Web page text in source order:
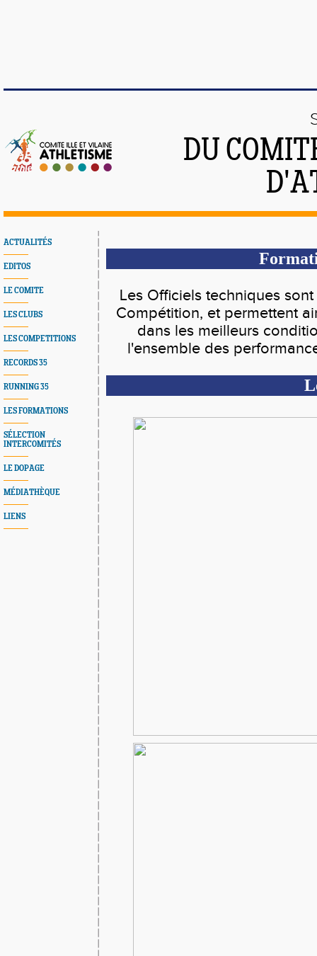
DU
ACTUALITÉS
EDITOS
LE COMITE
LES CLUBS
LES COMPETITIONS
RECORDS 35
RUNNING 35
LES FORMATIONS
SÉLECTION
INTERCOMITÉS
LE DOPAGE
MÉDIATHÈQUE
LIENS
Les Officiels techniques
Compétition, et permettent
dans les meilleurs
l'ensemble des